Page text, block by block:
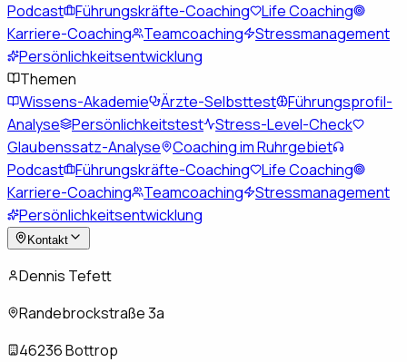
Podcast Führungskräfte-Coaching
Life Coaching
Karriere-Coaching
Teamcoaching
Stressmanagement
Persönlichkeitsentwicklung
Themen
Wissens-Akademie
Ärzte-Selbsttest Führungsprofil-
Analyse
Persönlichkeitstest Stress-Level-Check
Glaubenssatz-Analyse
Coaching im Ruhrgebiet
Podcast Führungskräfte-Coaching
Life Coaching
Karriere-Coaching
Teamcoaching
Stressmanagement
Persönlichkeitsentwicklung
Kontakt
Dennis Tefett
Randebrockstraße 3a
46236 Bottrop